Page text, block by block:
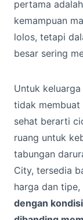
pertama
kemampuan
lolos, tetapi
besar sering
Untuk
tidak membuat
sehat berarti
ruang untuk
tabungan
City, tersedia
harga dan tipe,
dengan